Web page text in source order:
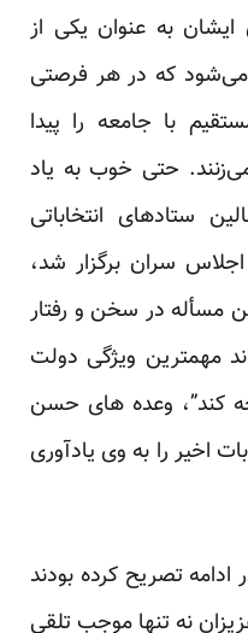
به عنوان یکی از
می‌شود که در هر فرصتی
با جامعه را پیدا
حتی خوب به یاد
ستادهای انتخاباتی
سران برگزار شد،
مسأله در سخن و رفتار
مهمترین ویژگی دولت
کند”، وعده های حسن
اخیر را به وی یادآوری
تصریح کرده بودند
نه تنها موجب تلقی